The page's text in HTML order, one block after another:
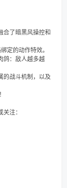
合了暗黑风操控和
定的动作特效。
鸽：敌人越多越
的战斗机制，以及
注：